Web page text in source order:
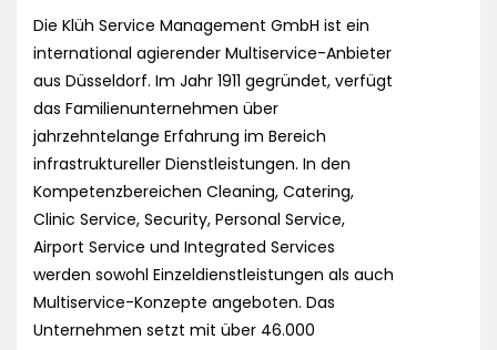
Die Klüh Service Management GmbH ist ein
international agierender Multiservice-Anbieter
aus Düsseldorf. Im Jahr 1911 gegründet, verfügt
das Familienunternehmen über
jahrzehntelange Erfahrung im Bereich
infrastruktureller Dienstleistungen. In den
Kompetenzbereichen Cleaning, Catering,
Clinic Service, Security, Personal Service,
Airport Service und Integrated Services
werden sowohl Einzeldienstleistungen als auch
Multiservice-Konzepte angeboten. Das
Unternehmen setzt mit über 46.000